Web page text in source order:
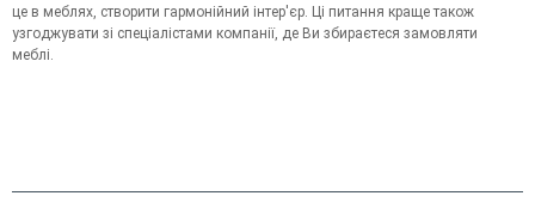
це в меблях, створити гармонійний інтер'єр. Ці питання краще також
узгоджувати зі спеціалістами компанії, де Ви збираєтеся замовляти
меблі.